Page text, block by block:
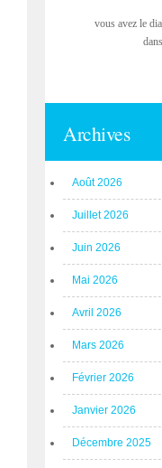
vous avez le
Archives
Août 2026
Juillet 2026
Juin 2026
Mai 2026
Avril 2026
Mars 2026
Février 2026
Janvier 2026
Décembre 2025